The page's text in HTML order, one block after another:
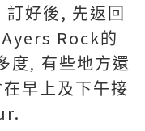
訂好後, 先返回
Ayers Rock的
度, 有些地方還
早上及下午接